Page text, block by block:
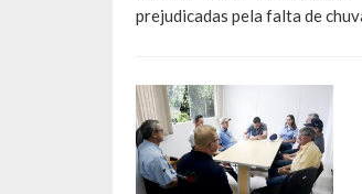
prejudicadas pela falta de